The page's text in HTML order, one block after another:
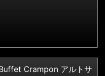
Crampon アルトサ